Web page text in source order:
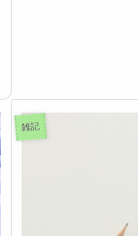
雑記